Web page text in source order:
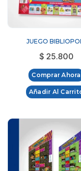
JUEGO
$ 25.800
Comprar Ahora
Añadir Al